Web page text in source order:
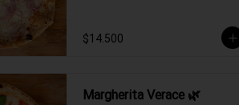
$14.500
Margherita Verace 🌿